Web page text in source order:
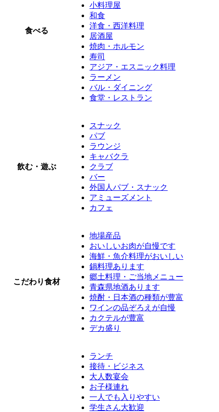
食べる
小料理屋
和食
洋食・西洋料理
居酒屋
焼肉・ホルモン
寿司
アジア・エスニック料理
ラーメン
バル・ダイニング
食堂・レストラン
飲む・遊ぶ
スナック
パブ
ラウンジ
キャバクラ
クラブ
バー
外国人パブ・スナック
アミューズメント
カフェ
こだわり食材
地場産品
おいしいお肉が自慢です
海鮮・魚介料理がおいしい
鍋料理あります
郷土料理・ご当地メニュー
青森県地酒あります
焼酎・日本酒の種類が豊富
ワインの品ぞろえが自慢
カクテルが豊富
デカ盛り
ランチ
接待・ビジネス
大人数宴会
お子様連れ
一人でも入りやすい
学生さん大歓迎